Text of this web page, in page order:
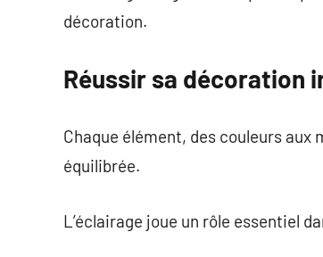
décoration.
Réussir sa décoration
Chaque élément, des couleurs aux
équilibrée.
L’éclairage joue un rôle essentiel